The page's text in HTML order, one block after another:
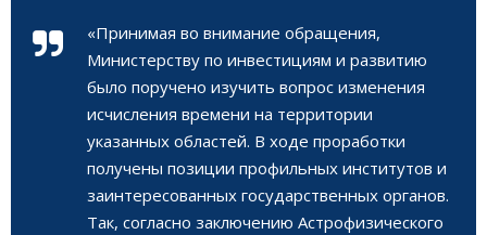
«Принимая во внимание обращения,
Министерству по инвестициям и развитию
было поручено изучить вопрос изменения
исчисления времени на территории
указанных областей. В ходе проработки
получены позиции профильных институтов и
заинтересованных государственных органов.
Так, согласно заключению Астрофизического